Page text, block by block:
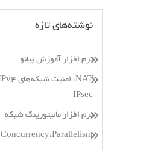
نوشته‌های تازه
نرم افزار آموزش پیانو
IPsec
نرم افزار مانیتورینگ شبکه
Concurrency،Parallelism و Threading